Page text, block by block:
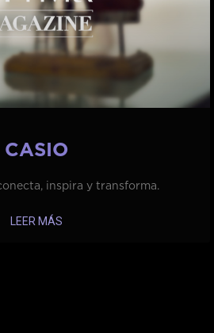
CASIO
inspira y transforma.
LEER MÁS